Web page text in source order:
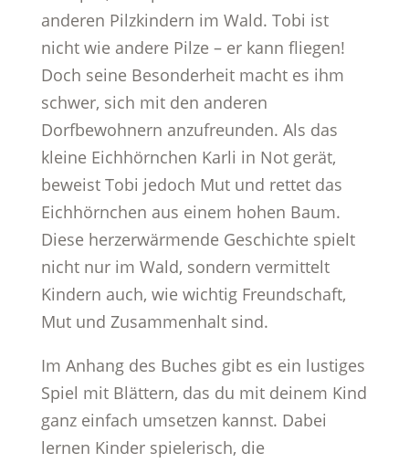
anderen Pilzkindern im Wald. Tobi ist
nicht wie andere Pilze – er kann fliegen!
Doch seine Besonderheit macht es ihm
schwer, sich mit den anderen
Dorfbewohnern anzufreunden. Als das
kleine Eichhörnchen Karli in Not gerät,
beweist Tobi jedoch Mut und rettet das
Eichhörnchen aus einem hohen Baum.
Diese herzerwärmende Geschichte spielt
nicht nur im Wald, sondern vermittelt
Kindern auch, wie wichtig Freundschaft,
Mut und Zusammenhalt sind.
Im Anhang des Buches gibt es ein lustiges
Spiel mit Blättern, das du mit deinem Kind
ganz einfach umsetzen kannst. Dabei
lernen Kinder spielerisch, die